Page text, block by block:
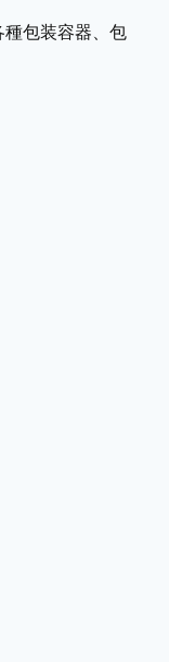
包装容器、包